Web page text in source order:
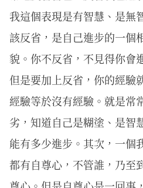
我這個表現是有智慧、是無
該反省，是自己進步的一個
貌。你不反省，不見得你會
但是要加上反省，你的經驗
經驗等於沒有經驗。就是常
劣，知道自己是糊塗、是智
能有多少進步。其次，一個
都有自尊心，不管誰，乃至